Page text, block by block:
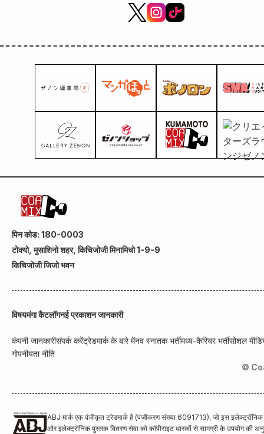
पिन कोड: 180-0003
टोक्यो, मुसाशिनो शहर, किचिजोजी मिनामिचो 1-9-9
किचिजोजी जिजो भवन
विषयमंगा कैटलॉगनई प्रकाशन जानकारी
कंपनी जानकारीसंपर्क करेंट्रेडमार्क के बारे मेंनव स्नातक भर्तीमध्य-कैरियर भर्तीसोशल
गोपनीयता नीति
©
ABJ मार्क एक पंजीकृत ट्रेडमार्क है (पंजीकरण संख्या 6091713), जो इस
और इलेक्ट्रॉनिक पुस्तक वितरण सेवा को कॉपीराइट धारकों से सामग्री के उपयोग की